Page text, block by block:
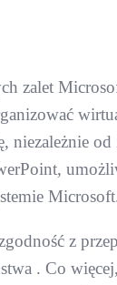
zalet
niezależnie
z
. Co